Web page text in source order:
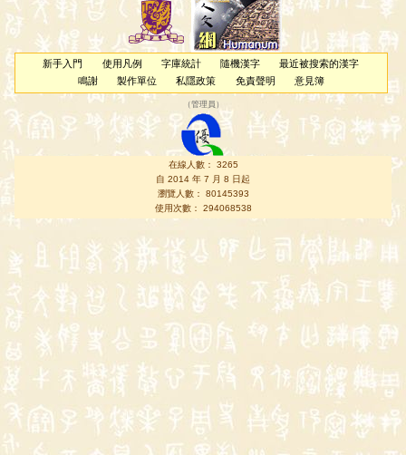
新手入門 使用凡例 字庫統計 隨機漢字
最近被搜索的漢字
鳴謝
製作單位 私隱政策 免責聲明 意見簿
（管理員 ）
在線人數： 3265
自 2014 年 7 月 8 日起
瀏覽人數： 80145393
使用次數： 294068538